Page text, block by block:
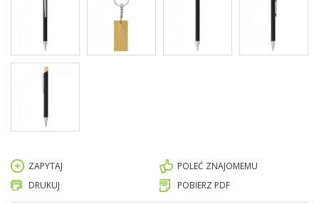
ZAPYTAJ
POLEĆ ZNAJOMEMU
DRUKUJ
POBIERZ PDF